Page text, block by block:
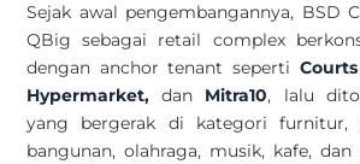
Sejak awal pengembangannya, BSD
QBig sebagai retail complex
dengan anchor tenant seperti
Hypermarket, dan Mitra10, lalu
yang bergerak di kategori furnitur,
bangunan, olahraga, musik, kafe, dan